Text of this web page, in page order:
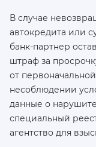
В случае
автокредита или
банк-партнер
штраф за
от
несоблюдении
данные о
специальный
агентство для